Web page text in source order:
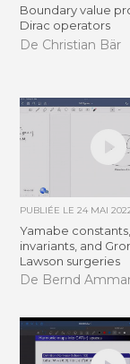
Boundary value
Dirac operators
De Christian Bär
PUBLIÉE LE24 MAI
Yamabe
invariants, and
Lawson surgeries
De Bernd